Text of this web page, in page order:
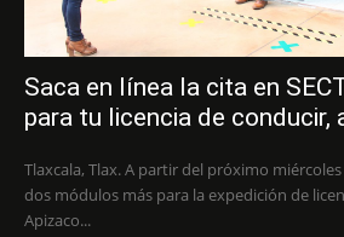
Saca en línea la cita en
para tu licencia de conducir,
Tlaxcala, Tlax. A partir del próximo
dos módulos más para la expedición de
Apizaco...